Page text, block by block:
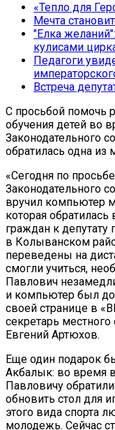
«Тепло для
Мечта
"Елка
кулисами
Педагоги
Встреча
С просьбой помочь
обучения детей во
Законодательного
обратилась одна из
«Сегодня по
Законодательного
вручил компьютер
которая
граждан к
в Колыванском
переведены на
смогли учиться,
Павлович
и компьютер был
своей странице в
секретарь местного
Евгений Артюхов.
Еще один подарок
Акбалык: во время
Павловичу
обновить стол для
этого вида спорта
молодежь. Сейчас